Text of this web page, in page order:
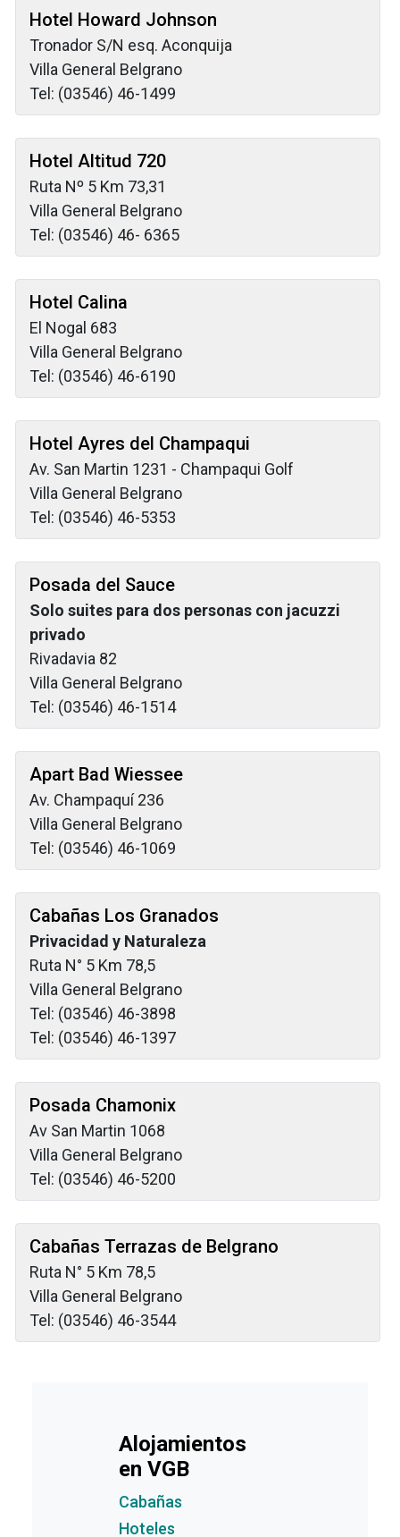
Hotel Howard Johnson
Tronador S/N esq. Aconquija
Villa General Belgrano
Tel: (03546) 46-1499
Hotel Altitud 720
Ruta Nº 5 Km 73,31
Villa General Belgrano
Tel: (03546) 46- 6365
Hotel Calina
El Nogal 683
Villa General Belgrano
Tel: (03546) 46-6190
Hotel Ayres del Champaqui
Av. San Martin 1231 - Champaqui Golf
Villa General Belgrano
Tel: (03546) 46-5353
Posada del Sauce
Solo suites para dos personas con jacuzzi
privado
Rivadavia 82
Villa General Belgrano
Tel: (03546) 46-1514
Apart Bad Wiessee
Av. Champaquí 236
Villa General Belgrano
Tel: (03546) 46-1069
Cabañas Los Granados
Privacidad y Naturaleza
Ruta N° 5 Km 78,5
Villa General Belgrano
Tel: (03546) 46-3898
Tel: (03546) 46-1397
Posada Chamonix
Av San Martin 1068
Villa General Belgrano
Tel: (03546) 46-5200
Cabañas Terrazas de Belgrano
Ruta N° 5 Km 78,5
Villa General Belgrano
Tel: (03546) 46-3544
Alojamientos
en VGB
Cabañas
Hoteles